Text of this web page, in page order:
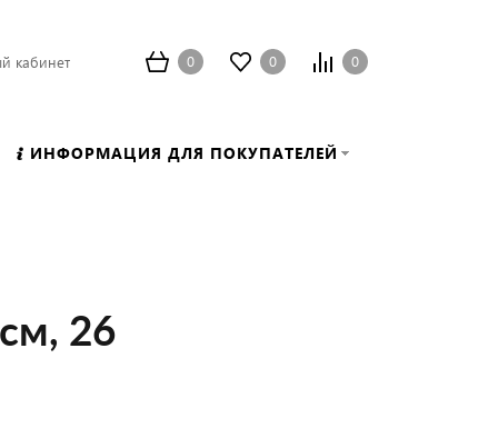
кабинет 0 0 0
ИНФОРМАЦИЯ ДЛЯ ПОКУПАТЕЛЕЙ
26